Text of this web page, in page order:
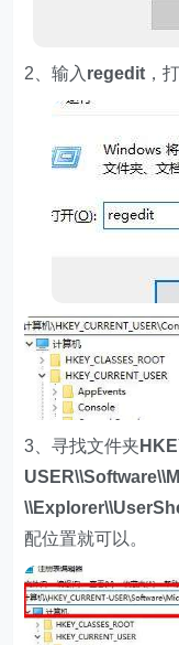
2、输入 regedit ，
3、寻找文件夹
配位置就可以。